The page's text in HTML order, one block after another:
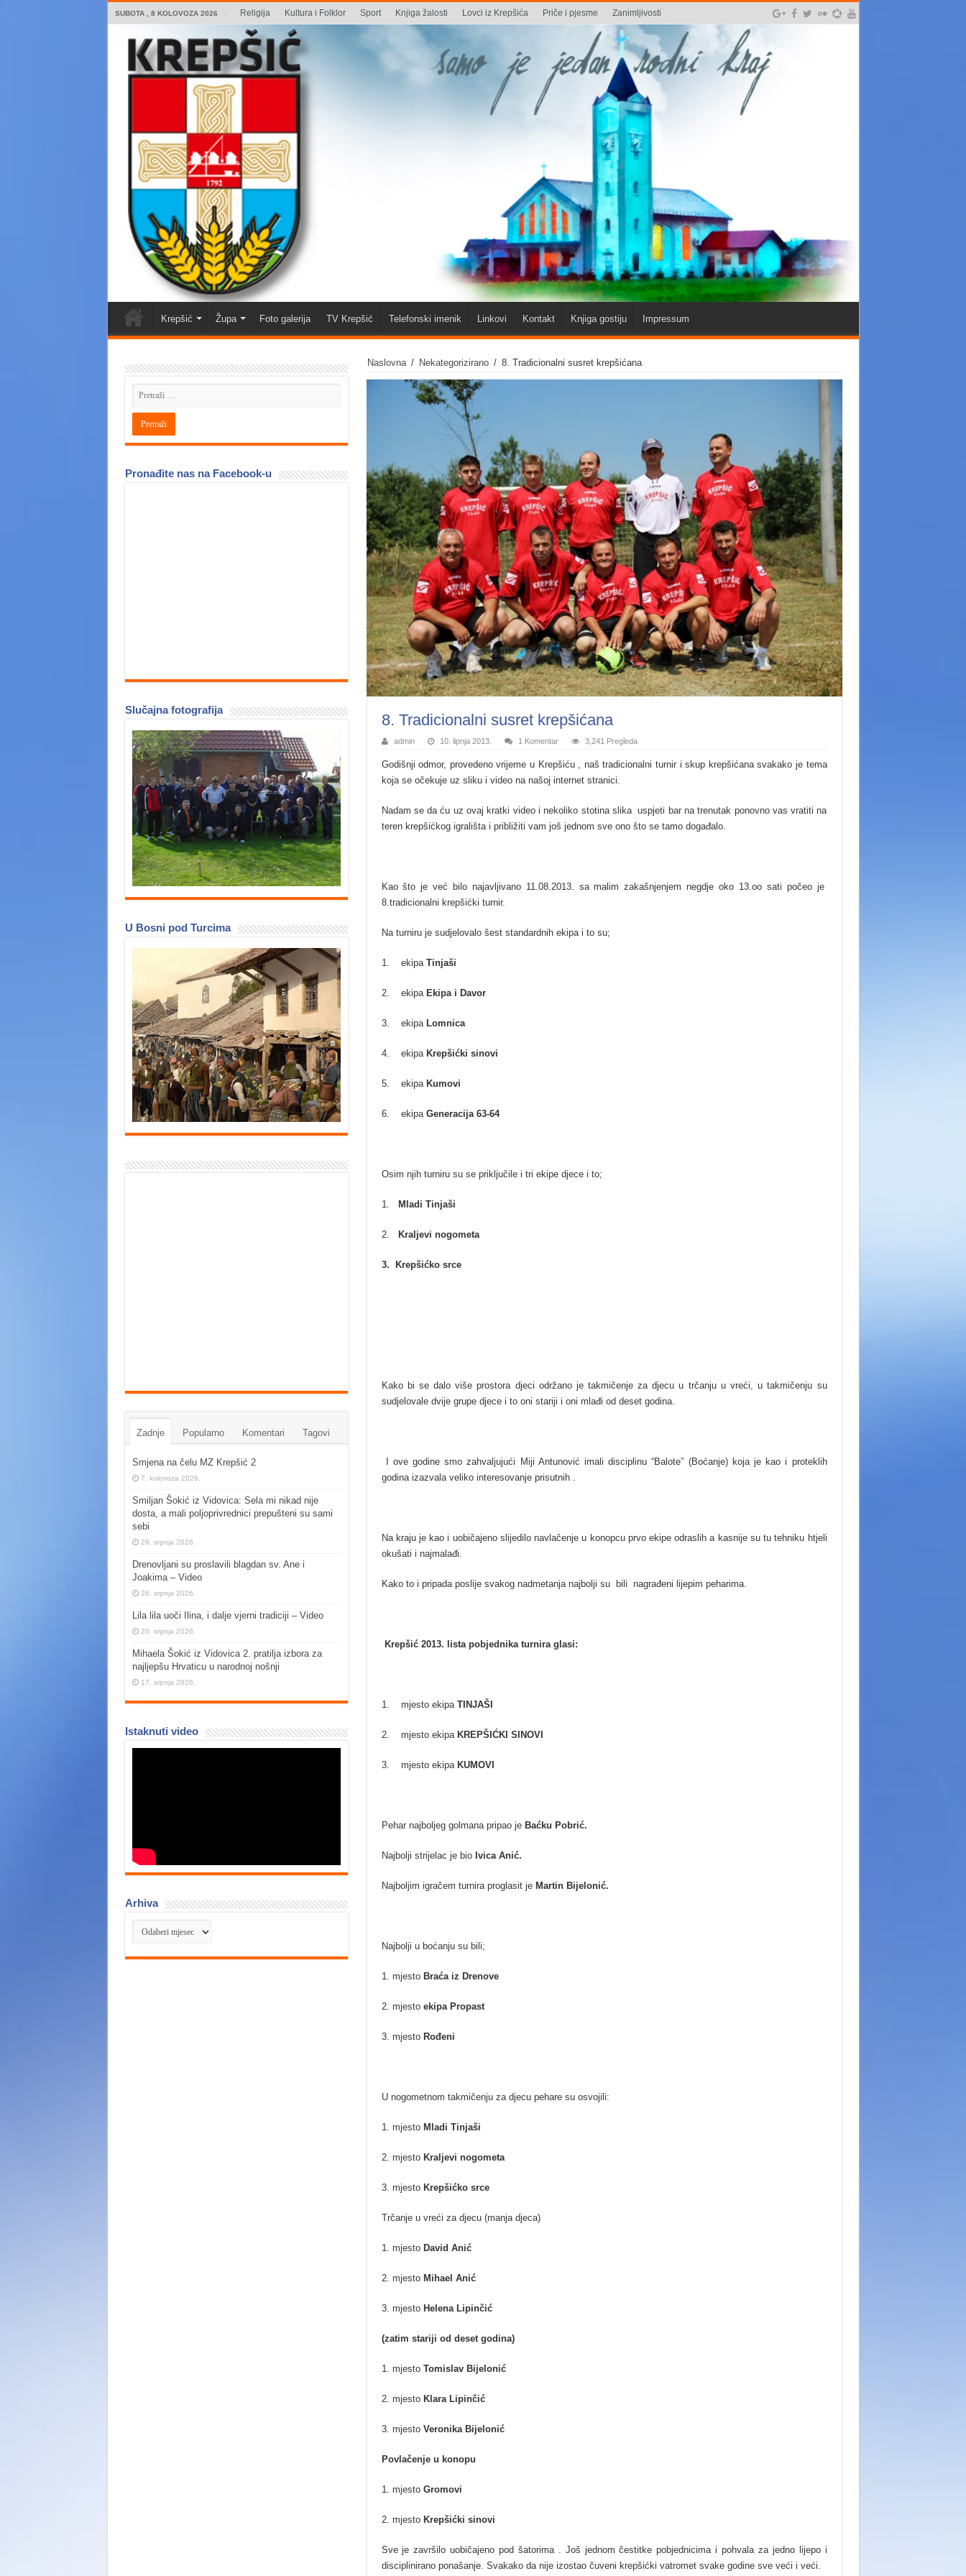
SUBOTA , 8 KOLOVOZA 2026 Religija Kultura i Folklor Sport Knjiga žalosti Lovci iz Krepšića Priče i pjesme Zanimljivosti
Krepšić Župa Foto galerija TV Krepšić Telefonski imenik Linkovi Kontakt Knjiga gostiju Impressum
Naslovna / Nekategorizirano / 8. Tradicionalni susret krepšićana
8. Tradicionalni susret krepšićana
admin 10. lipnja 2013. 1 Komentar 3,241 Pregleda
Godišnji odmor, provedeno vrijeme u Krepšiću , naš tradicionalni turnir i skup krepšićana svakako je tema
koja se očekuje uz sliku i video na našoj internet stranici.
Nadam se da ću uz ovaj kratki video i nekoliko stotina slika uspjeti bar na trenutak ponovno vas vratiti na
teren krepšićkog igrališta i približiti vam još jednom sve ono što se tamo događalo.
Kao što je već bilo najavljivano 11.08.2013. sa malim zakašnjenjem negdje oko 13.oo sati počeo je
8.tradicionalni krepšićki turnir.
Na turniru je sudjelovalo šest standardnih ekipa i to su;
1. ekipa Tinjaši
2. ekipa Ekipa i Davor
3. ekipa Lomnica
4. ekipa Krepšićki sinovi
5. ekipa Kumovi
6. ekipa Generacija 63-64
Osim njih turniru su se priključile i tri ekipe djece i to;
1. Mladi Tinjaši
2. Kraljevi nogometa
3. Krepšićko srce
Kako bi se dalo više prostora djeci održano je takmičenje za djecu u trčanju u vreći, u takmičenju su
sudjelovale dvije grupe djece i to oni stariji i oni mlađi od deset godina.
I ove godine smo zahvaljujući Miji Antunović imali disciplinu “Balote” (Boćanje) koja je kao i proteklih
godina izazvala veliko interesovanje prisutnih .
Na kraju je kao i uobičajeno slijedilo navlačenje u konopcu prvo ekipe odraslih a kasnije su tu tehniku htjeli
okušati i najmalađi.
Kako to i pripada poslije svakog nadmetanja najbolji su bili nagrađeni lijepim peharima.
Krepšić 2013. lista pobjednika turnira glasi:
1. mjesto ekipa TINJAŠI
2. mjesto ekipa KREPŠIĆKI SINOVI
3. mjesto ekipa KUMOVI
Pehar najboljeg golmana pripao je Baćku Pobrić.
Najbolji strijelac je bio Ivica Anić.
Najboljim igračem turnira proglasit jeMartin Bijelonić.
Najbolji u boćanju su bili;
1. mjesto Braća iz Drenove
2. mjesto ekipa Propast
3. mjesto Rođeni
U nogometnom takmičenju za djecu pehare su osvojili:
1. mjesto Mladi Tinjaši
2. mjesto Kraljevi nogometa
3. mjesto Krepšićko srce
Trčanje u vreći za djecu (manja djeca)
1. mjesto David Anić
2. mjesto Mihael Anić
3. mjesto Helena Lipinčić
(zatim stariji od deset godina)
1. mjesto Tomislav Bijelonić
2. mjesto Klara Lipinčić
3. mjesto Veronika Bijelonić
Povlačenje u konopu
1. mjesto Gromovi
2. mjesto Krepšićki sinovi
Sve je završilo uobičajeno pod šatorima . Još jednom čestitke pobjednicima i pohvala za jedno lijepo i
disciplinirano ponašanje. Svakako da nije izostao čuveni krepšićki vatromet svake godine sve veći i veći.
Pronađite nas na Facebook-u
Slučajna fotografija
U Bosni pod Turcima
Zadnje Popularno Komentari Tagovi
Smjena na čelu MZ Krepšić 2
7. kolovoza 2026.
Smiljan Šokić iz Vidovica: Sela mi nikad nije
dosta, a mali poljoprivrednici prepušteni su sami
sebi
28. srpnja 2026.
Drenovljani su proslavili blagdan sv. Ane i
Joakima – Video
26. srpnja 2026.
Lila lila uoči Ilina, i dalje vjerni tradiciji – Video
20. srpnja 2026.
Mihaela Šokić iz Vidovica 2. pratilja izbora za
najljepšu Hrvaticu u narodnoj nošnji
17. srpnja 2026.
Istaknuti video
Arhiva
Arhiva